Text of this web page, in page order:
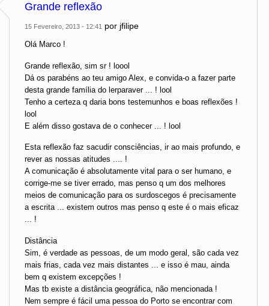
Grande reflexão
15 Fevereiro, 2013 - 12:41 por jfilipe
Olá Marco !
Grande reflexão, sim sr ! loool
Dá os parabéns ao teu amigo Alex, e convida-o a fazer parte
desta grande família do lerparaver ... ! lool
Tenho a certeza q daria bons testemunhos e boas reflexões !
lool
E além disso gostava de o conhecer ... ! lool
Esta reflexão faz sacudir consciências, ir ao mais profundo, e
rever as nossas atitudes .... !
A comunicação é absolutamente vital para o ser humano, e
corrige-me se tiver errado, mas penso q um dos melhores
meios de comunicação para os surdoscegos é precisamente
a escrita ... existem outros mas penso q este é o mais eficaz
... !
Distância
Sim, é verdade as pessoas, de um modo geral, são cada vez
mais frias, cada vez mais distantes ... e isso é mau, ainda
bem q existem excepções !
Mas tb existe a distância geográfica, não mencionada !
Nem sempre é fácil uma pessoa do Porto se encontrar com